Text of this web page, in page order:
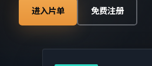
进入片单 免费注册